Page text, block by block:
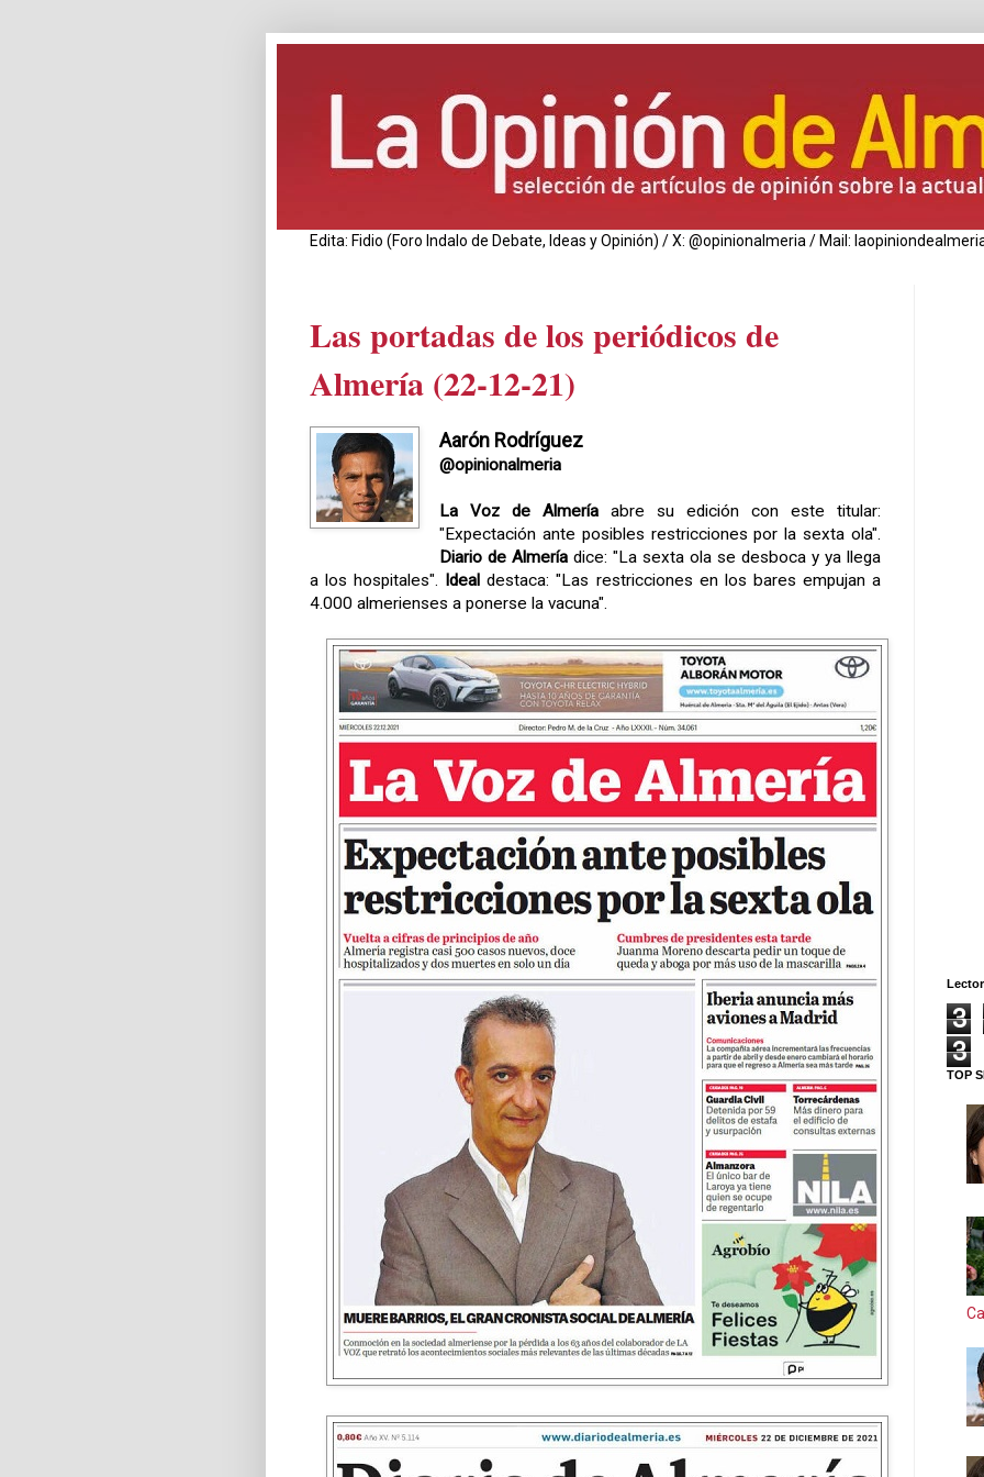
Edita: Fidio (Foro Indalo de Debate, Ideas y Opinión) / X: @opinionalmeria / Mail:
Las portadas de los periódicos de
Almería (22-12-21)
Aarón Rodríguez
@opinionalmeria
La Voz de Almería abre su edición con este titular:
"Expectación ante posibles restricciones por la sexta ola".
Diario de Almería dice: "La sexta ola se desboca y ya llega
a los hospitales".
Ideal destaca: "Las restricciones en los bares empujan a
4.000 almerienses a ponerse la vacuna".
3
3
TOP